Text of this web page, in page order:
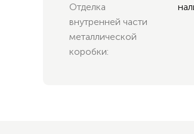
Отделка
внутренней части
металлической
коробки: